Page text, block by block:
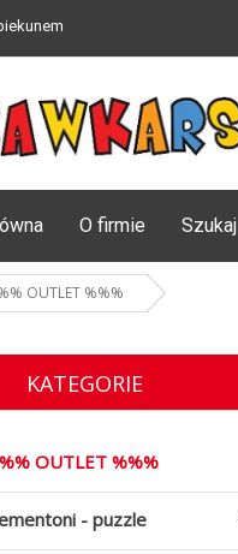
O firmie Szukaj
OUTLET %%%
KATEGORIE
OUTLET %%%
- puzzle